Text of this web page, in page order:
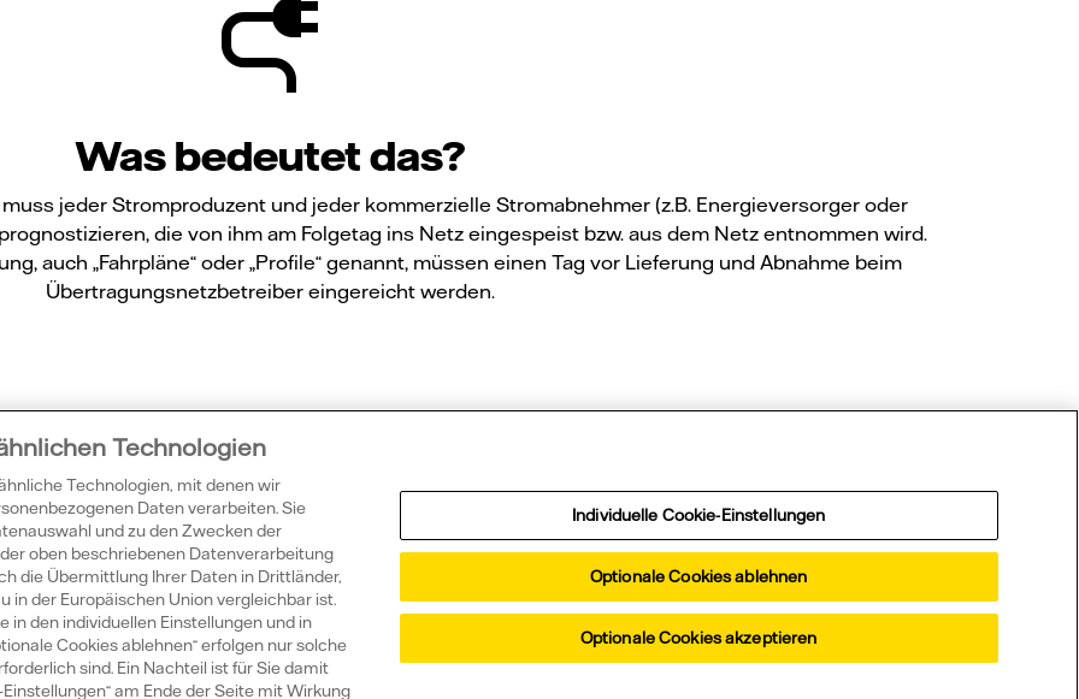
Was bedeutet das?
jeder Stromproduzent und jeder kommerzielle Stromabnehmer (z.B. Energieversorger oder
die von ihm am Folgetag ins Netz eingespeist bzw. aus dem Netz entnommen wird.
auch „Fahrpläne“ oder „Profile“ genannt, müssen einen Tag vor Lieferung und Abnahme beim
Übertragungsnetzbetreiber eingereicht werden.
Sie schon?
Vattenfall Solaranlage?
Technologien
Technologien, mit denen wir
Daten verarbeiten. Sie
und zu den Zwecken der
oben beschriebenen Datenverarbeitung
die Übermittlung Ihrer Daten in Drittländer,
der Europäischen Union vergleichbar ist.
in den individuellen Einstellungen und in
Cookies ablehnen“ erfolgen nur solche
sind. Ein Nachteil ist für Sie damit
am Ende der Seite mit Wirkung
Individuelle Cookie-Einstellungen
Optionale Cookies ablehnen
Optionale Cookies akzeptieren